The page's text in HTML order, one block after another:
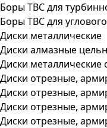
Боры ТВС для
Боры ТВС для
Диски металлические
Диски алмазные
Диски
Диски отрезные,
Диски отрезные,
Диски отрезные,
Диски отрезные,